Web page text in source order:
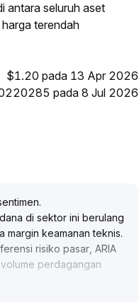
antara seluruh aset
terendah
$1.20 pada 13 Apr 2026
pada 8 Jul 2026
.
di sektor ini berulang
margin keamanan teknis.
risiko pasar, ARIA
perdagangan